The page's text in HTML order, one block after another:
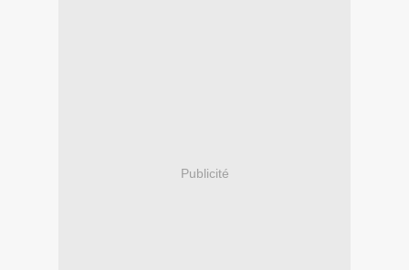
Publicité